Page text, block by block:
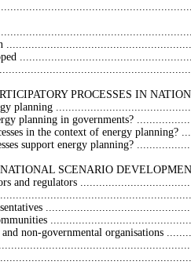
PROCESSES IN
planning
planning in governments?
in the context of energy planning?
support energy planning?
SCENARIO
and regulators
non-governmental organisations